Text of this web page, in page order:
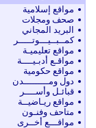
مواقع إسلامية
صحف ومجلات
البريد المجاني
كمــبــيـــوتـــــر
مواقع تعليميـة
مواقـع أدبـيــــة
مواقع حكومية
دول ومـــــــــدن
قبائـل وأســــر
مواقع ريـاضيــة
متاحف وفنـون
مواقـــع أخــرى